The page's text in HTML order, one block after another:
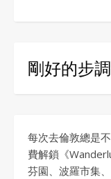
剛好的步
每次去倫敦總是
費解鎖《
芬園、波羅市集